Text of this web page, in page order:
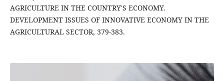
AGRICULTURE IN THE COUNTRY'S ECONOMY.
DEVELOPMENT ISSUES OF INNOVATIVE ECONOMY IN THE
AGRICULTURAL SECTOR, 379-383.